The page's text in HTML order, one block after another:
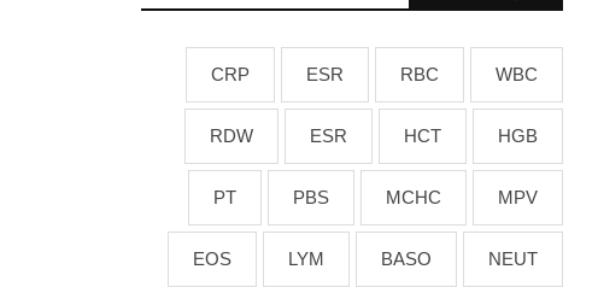
WBC
RBC
ESR
CRP
HGB
HCT
ESR
RDW
MPV
MCHC
PBS
PT
NEUT
BASO
LYM
EOS